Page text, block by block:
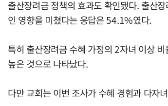
출산장려금 정책의 효과도 확인됐다. 출산
인 영향을 미쳤다는 응답은 54.1%였다.
특히 출산장려금 수혜 가정의 2자녀 이상
높은 것으로 나타났다.
다만 교회는 이번 조사가 수혜 경험과 다자